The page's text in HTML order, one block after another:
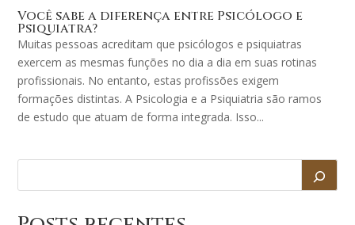
Você sabe a diferença entre Psicólogo e
Psiquiatra?
Muitas pessoas acreditam que psicólogos e psiquiatras
exercem as mesmas funções no dia a dia em suas rotinas
profissionais. No entanto, estas profissões exigem
formações distintas. A Psicologia e a Psiquiatria são ramos
de estudo que atuam de forma integrada. Isso...